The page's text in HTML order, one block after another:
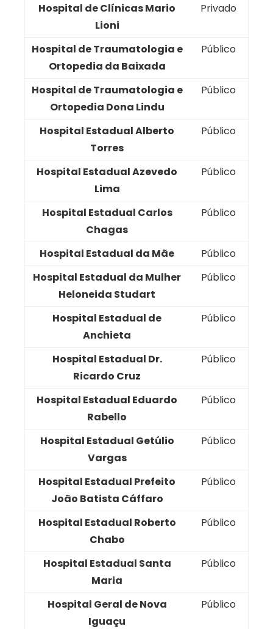
Hospital de Clínicas Mario
Lioni
Privado
Hospital de Traumatologia e
Ortopedia da Baixada
Público
Hospital de Traumatologia e
Ortopedia Dona Lindu
Público
Hospital Estadual Alberto
Torres
Público
Hospital Estadual Azevedo
Lima
Público
Hospital Estadual Carlos
Chagas
Público
Hospital Estadual da Mãe
Público
Hospital Estadual da Mulher
Heloneida Studart
Público
Hospital Estadual de
Anchieta
Público
Hospital Estadual Dr.
Ricardo Cruz
Público
Hospital Estadual Eduardo
Rabello
Público
Hospital Estadual Getúlio
Vargas
Público
Hospital Estadual Prefeito
João Batista Cáffaro
Público
Hospital Estadual Roberto
Chabo
Público
Hospital Estadual Santa
Maria
Público
Hospital Geral de Nova
Iguaçu
Público